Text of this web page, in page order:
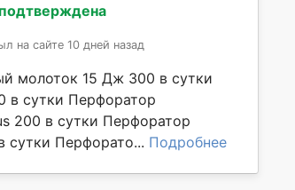
на сайте 10 дней назад
молоток 15 Дж 300 в сутки
сутки Перфоратор
200 в сутки Перфоратор
сутки Перфорато... Подробнее